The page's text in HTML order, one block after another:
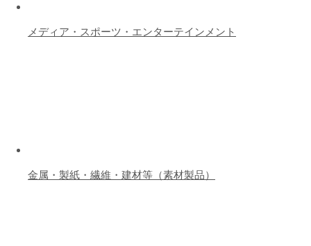
メディア・スポーツ・エンターテインメント
金属・製紙・繊維・建材等（素材製品）